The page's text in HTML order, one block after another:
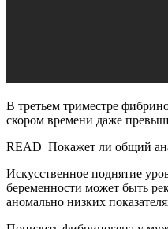
В третьем триместре
скором времени даже
READ Покажет ли общий
Искусственное поднятие
беременности может быть
аномально низких